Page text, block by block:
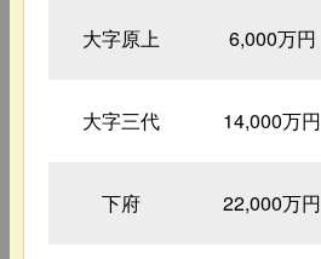
大字原上 6,000万円
大字三代 14,000万円
下府 22,000万円